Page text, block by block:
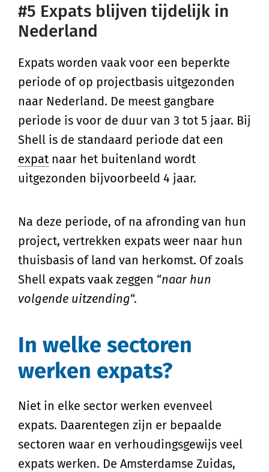
#5 Expats blijven tijdelijk in
Nederland
Expats worden vaak voor een beperkte
periode of op projectbasis uitgezonden
naar Nederland. De meest gangbare
periode is voor de duur van 3 tot 5 jaar. Bij
Shell is de standaard periode dat een
expat naar het buitenland wordt
uitgezonden bijvoorbeeld 4 jaar.
Na deze periode, of na afronding van hun
project, vertrekken expats weer naar hun
thuisbasis of land van herkomst. Of zoals
Shell expats vaak zeggen “naar hun
volgende uitzending“.
In welke sectoren
werken expats?
Niet in elke sector werken evenveel
expats. Daarentegen zijn er bepaalde
sectoren waar en verhoudingsgewijs veel
expats werken. De Amsterdamse Zuidas,